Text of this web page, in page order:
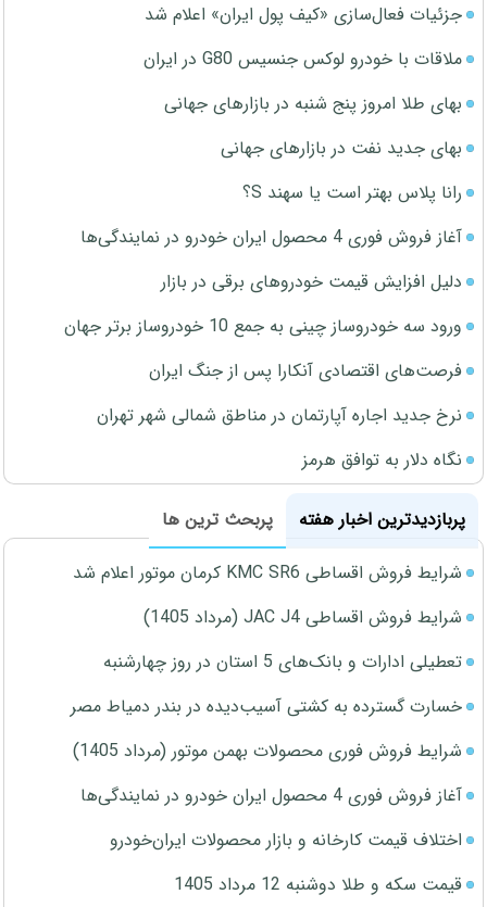
جزئیات فعال‌سازی «کیف پول ایران» اعلام شد
ملاقات با خودرو لوکس جنسیس G80 در ایران
بهای طلا امروز پنج شنبه در بازارهای جهانی
بهای جدید نفت در بازارهای جهانی
رانا پلاس بهتر است یا سهند S؟
آغاز فروش فوری 4 محصول ایران خودرو در نمایندگی‌ها
دلیل افزایش قیمت خودروهای برقی در بازار
ورود سه خودروساز چینی به جمع 10 خودروساز برتر جهان
فرصت‌های اقتصادی آنکارا پس از جنگ ایران
نرخ جدید اجاره آپارتمان در مناطق شمالی شهر تهران
نگاه دلار به توافق هرمز
پربازدیدترین اخبار هفته
پربحث ترین ها
شرایط فروش اقساطی KMC SR6 کرمان موتور اعلام شد
شرایط فروش اقساطی JAC J4 (مرداد 1405)
تعطیلی ادارات و بانک‌های 5 استان در روز چهارشنبه
خسارت گسترده به کشتی آسیب‌دیده در بندر دمیاط مصر
شرایط فروش فوری محصولات بهمن موتور (مرداد 1405)
آغاز فروش فوری 4 محصول ایران خودرو در نمایندگی‌ها
اختلاف قیمت کارخانه و بازار محصولات ایران‌خودرو
قیمت سکه و طلا دوشنبه 12 مرداد 1405